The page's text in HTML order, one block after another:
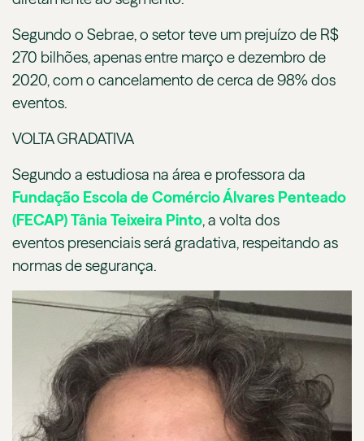
Segundo o Sebrae, o setor teve um prejuízo de R$
270 bilhões, apenas entre março e dezembro de
2020, com o cancelamento de cerca de 98% dos
eventos.
VOLTA GRADATIVA
Segundo a estudiosa na área e professora da
Fundação Escola de Comércio Álvares Penteado
(FECAP)Tânia Teixeira Pinto, a volta dos
eventos presenciais será gradativa, respeitando as
normas de segurança.